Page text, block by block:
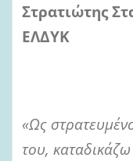
Στρατιώτης
ΕΛΔΥΚ
«Ως
του,